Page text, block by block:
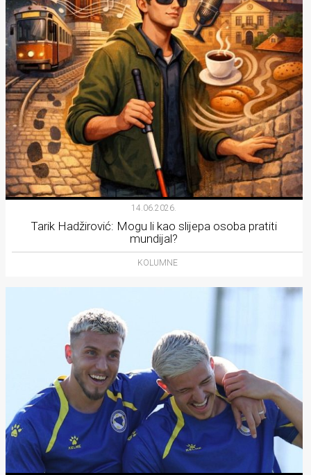
14.06.2026.
Tarik Hadžirović: Mogu li kao slijepa osoba pratiti
mundijal?
KOLUMNE